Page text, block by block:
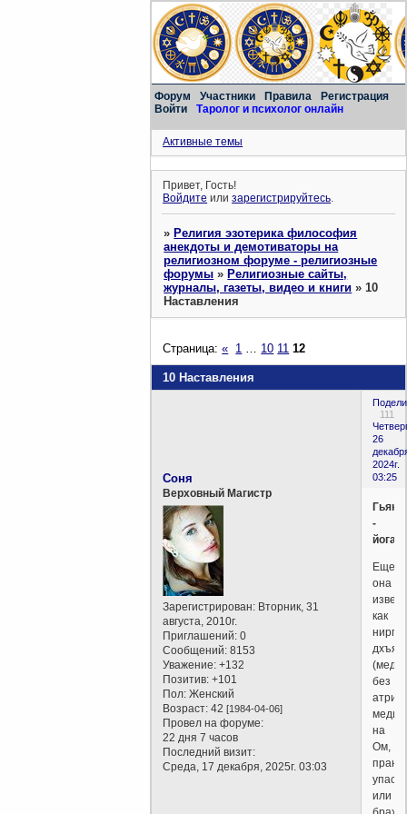
Форум Участники Правила
Регистрация
Войти
Таролог и психолог онлайн
Активные темы
Привет, Гость!
Войдите илизарегистрируйтесь.
»Религия эзотерика философия
анекдоты и демотиваторы на
религиозном форуме - религиозные
форумы »Религиозные сайты,
журналы, газеты, видео и книги » 10
Наставления
10 Наставления
Страница:« 1 10 11 12
111
26
2024г.
03:25
Соня
Верховный Магистр
Зарегистрирован: Вторник, 31
августа, 2010г.
Приглашений: 0
Сообщений: 8153
Уважение: +132
Позитив: +101
Пол: Женский
Возраст: 42[1984-04-06]
Провел на форуме:
22 дня 7 часов
Последний визит:
Среда, 17 декабря, 2025г. 03:03
Гьяна
-
йога
Еще
она
как
без
на
Ом,
или